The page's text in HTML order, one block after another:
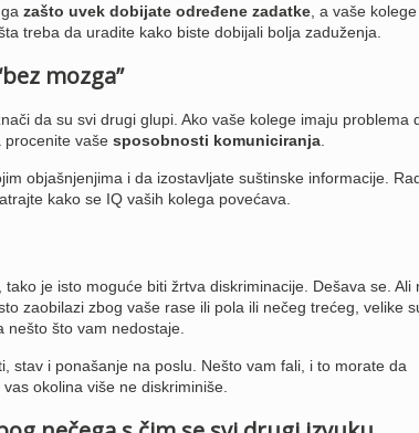
zašto uvek dobijate određene zadatke, a vaše
treba da uradite kako biste dobijali bolja zaduženja.
mozga”
da su svi drugi glupi. Ako vaše kolege imaju problema
procenite vašesposobnosti komuniciranja.
objašnjenjima i da izostavljate suštinske informacije.
kako se IQ vaših kolega povećava.
je isto moguće biti žrtva diskriminacije. Dešava se. Ali
zaobilazi zbog vaše rase ili pola ili nečeg trećeg, velike
što vam nedostaje.
stav i ponašanje na poslu. Nešto vam fali, i to morate da
okolina više ne diskriminiše.